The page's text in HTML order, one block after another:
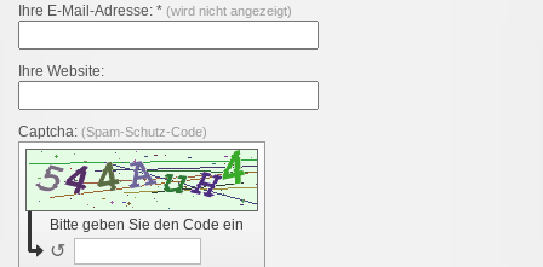
Ihre E-Mail-Adresse: * (wird nicht angezeigt)
Ihre Website:
Captcha: (Spam-Schutz-Code)
Bitte geben Sie den Code ein
↺